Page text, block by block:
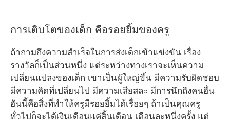
การเติบโตของเด็ก คือรอยยิ้มของครู
ถ้าถามถึงความสำเร็จในการส่งเด็กเข้าแข่งขัน เรื่อง
รางวัลก็เป็นส่วนหนึ่ง แต่ระหว่างทางเราจะเห็นความ
เปลี่ยนแปลงของเด็ก เขาเป็นผู้ใหญ่ขึ้น มีความรับผิดชอบ
มีความคิดที่เปลี่ยนไป มีความเสียสละ มีการนึกถึงคนอื่น
อันนี้คือสิ่งที่ทำให้ครูมีรอยยิ้มได้เรื่อยๆ ถ้าเป็นคุณครู
ทั่วไปก็จะได้เงินเดือนแค่สิ้นเดือน เดือนละหนึ่งครั้ง แต่